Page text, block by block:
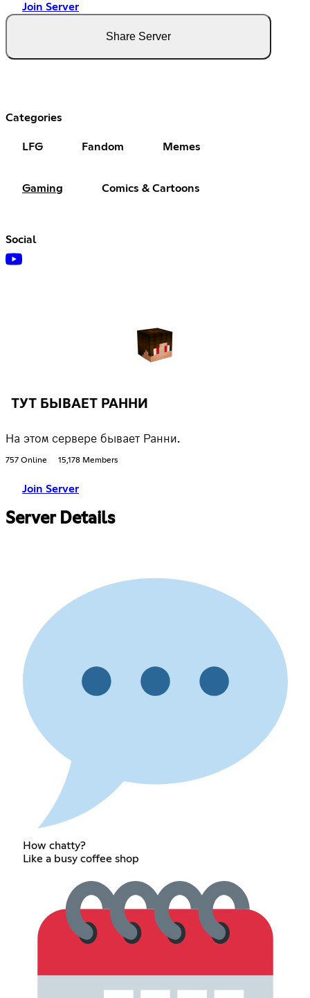
Join Server
Share Server
Categories
LFG Fandom Memes
Gaming Comics & Cartoons
Social
ТУТ БЫВАЕТ РАННИ
На этом сервере бывает Ранни.
757 Online 15,178 Members
Join Server
Server Details
How chatty?
Like a busy coffee shop